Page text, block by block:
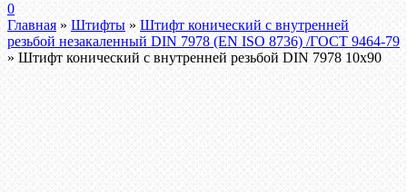
0
Главная » Штифты » Штифт конический с внутренней
резьбой незакаленный DIN 7978 (EN ISO 8736) /ГОСТ 9464-79
» Штифт конический с внутренней резьбой DIN 7978 10х90